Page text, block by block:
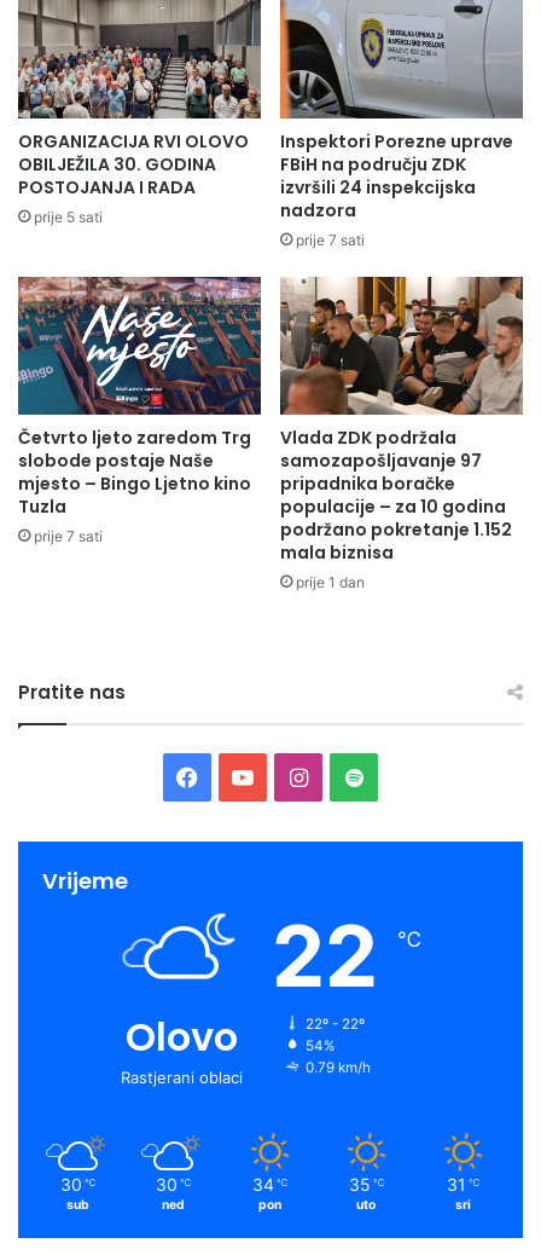
ORGANIZACIJA RVI OLOVO
OBILJEŽILA 30. GODINA
POSTOJANJA I RADA
prije 5 sati
Inspektori Porezne uprave
FBiH na području ZDK
izvršili 24 inspekcijska
nadzora
prije 7 sati
Četvrto ljeto zaredom Trg
slobode postaje Naše
mjesto – Bingo Ljetno kino
Tuzla
prije 7 sati
Vlada ZDK podržala
samozapošljavanje 97
pripadnika boračke
populacije – za 10 godina
podržano pokretanje 1.152
mala biznisa
prije 1 dan
Pratite nas
Facebook
YouTubeInstagram
Spotify
Vrijeme
Olovo
Rastjerani oblaci
22 ℃
22º - 22º
54%
0.79 km/h
30 ℃
sub
30 ℃
ned
34 ℃
pon
35 ℃
uto
31 ℃
sri